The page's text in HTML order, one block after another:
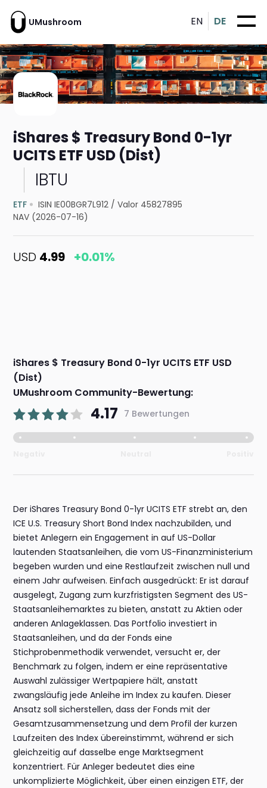
UMushroom EN DE
iShares $ Treasury Bond 0-1yr
UCITS ETF USD (Dist)
IBTU
ETF ISIN IE00BGR7L912 /Valor 45827895
NAV (2026-07-16)
USD 4.99 +0.01%
iShares $ Treasury Bond 0-1yr UCITS ETF USD
(Dist)
UMushroom Community-Bewertung:
4.17 7 Bewertungen
Der iShares Treasury Bond 0-1yr UCITS ETF strebt an, den
ICE U.S. Treasury Short Bond Index nachzubilden, und
bietet Anlegern ein Engagement in auf US-Dollar
lautenden Staatsanleihen, die vom US-Finanzministerium
begeben wurden und eine Restlaufzeit zwischen null und
einem Jahr aufweisen. Einfach ausgedrückt: Er ist darauf
ausgelegt, Zugang zum kurzfristigsten Segment des US-
Staatsanleihemarktes zu bieten, anstatt zu Aktien oder
anderen Anlageklassen. Das Portfolio investiert in
Staatsanleihen, und da der Fonds eine
Stichprobenmethodik verwendet, versucht er, der
Benchmark zu folgen, indem er eine repräsentative
Auswahl zulässiger Wertpapiere hält, anstatt
zwangsläufig jede Anleihe im Index zu kaufen. Dieser
Ansatz soll sicherstellen, dass der Fonds mit der
Gesamtzusammensetzung und dem Profil der kurzen
Laufzeiten des Index übereinstimmt, während er sich
gleichzeitig auf dasselbe enge Marktsegment
konzentriert. Für Anleger bedeutet dies eine
unkomplizierte Möglichkeit, über einen einzigen ETF, der